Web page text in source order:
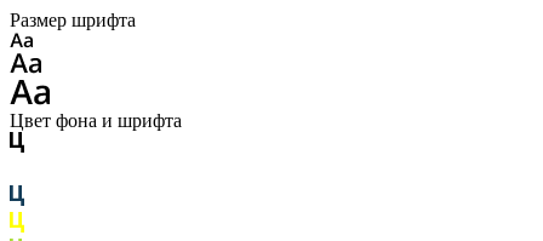
Размер шрифта
Цвет фона и шрифта